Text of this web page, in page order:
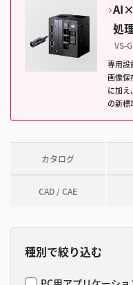
処
VS-
専用設
画像保
に加え
の新標
カタログ
CAD / CAE
種別で絞り込む